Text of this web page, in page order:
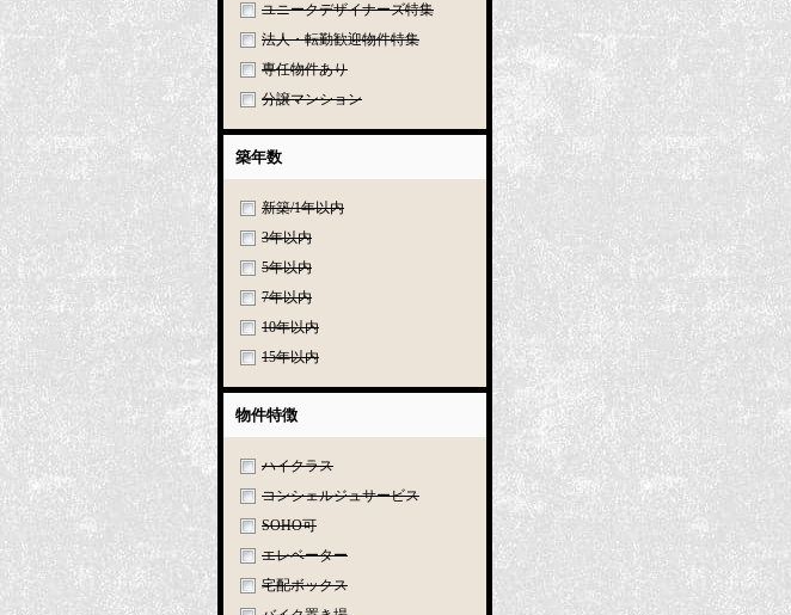
ユニークデザイナーズ特集
法人・転勤歓迎物件特集
専任物件あり
分譲マンション
築年数
新築/1年以内
3年以内
5年以内
7年以内
10年以内
15年以内
物件特徴
ハイクラス
コンシェルジュサービス
SOHO可
エレベーター
宅配ボックス